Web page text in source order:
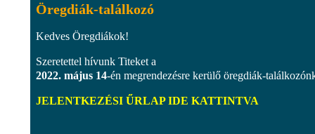
Öregdiák-találkozó
Kedves Öregdiákok!
Szeretettel hívunk Titeket a
2022. május 14-én megrendezésre kerülő öregdiák-
JELENTKEZÉSI ŰRLAP IDE KATTINTVA